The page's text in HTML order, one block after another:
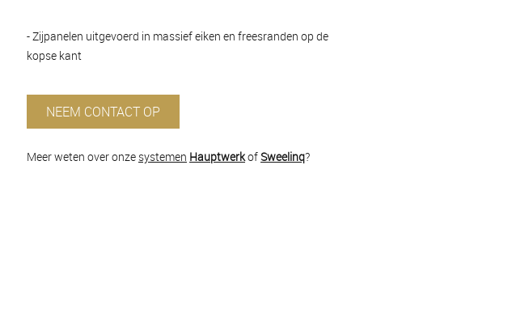
- Zijpanelen uitgevoerd in massief eiken en freesranden op de
kopse kant
NEEM CONTACT OP
Meer weten over onze systemen Hauptwerkof Sweelinq?